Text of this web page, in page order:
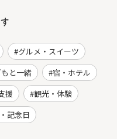
グルメ・スイーツ
と一緒
宿・ホテル
援
観光・体験
記念日